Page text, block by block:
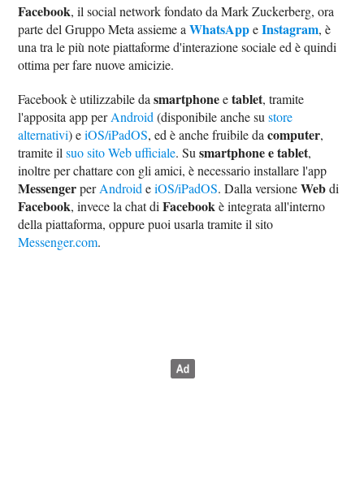
Facebook, il social network fondato da Mark Zuckerberg, ora
parte del Gruppo Meta assieme aWhatsAppeInstagram, è
una tra le più note piattaforme d'interazione sociale ed è quindi
ottima per fare nuove amicizie.
Facebook è utilizzabile dasmartphoneetablet, tramite
l'apposita app perAndroid (disponibile anche sustore
alternativi) eiOS/iPadOS, ed è anche fruibile dacomputer,
tramite ilsuo sito Web ufficiale. Susmartphone e tablet,
inoltre per chattare con gli amici, è necessario installare l'app
MessengerperAndroid eiOS/iPadOS. Dalla versioneWebdi
Facebook, invece la chat diFacebookè integrata all'interno
della piattaforma, oppure puoi usarla tramite il sito
Messenger.com.